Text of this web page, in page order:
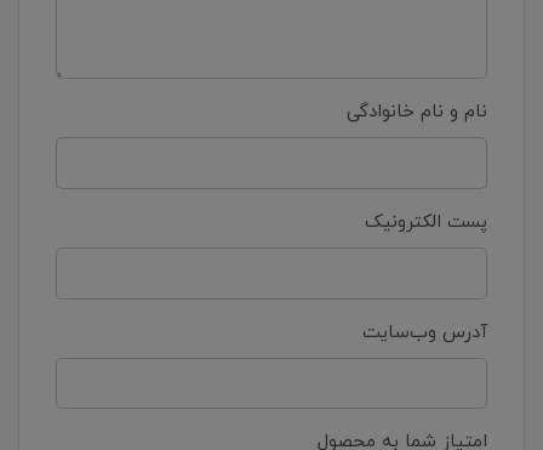
نام و نام خانوادگی
پست الکترونیک
آدرس وب‌سایت
امتیاز شما به محصول